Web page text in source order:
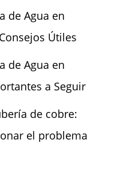
de Agua en
Útiles
de Agua en
a Seguir
de cobre:
el problema